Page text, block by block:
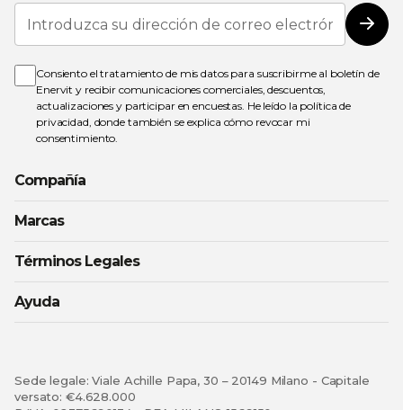
Inscríbase
nuestro
de
noticias:
Consiento el tratamiento de mis datos para suscribirme al boletín de
Enervit y recibir comunicaciones comerciales, descuentos,
actualizaciones y participar en encuestas. He leído la política de
privacidad, donde también se explica cómo revocar mi
consentimiento.
Compañía
Marcas
Términos Legales
Ayuda
Sede legale: Viale Achille Papa, 30 – 20149 Milano - Capitale
versato: €4.628.000